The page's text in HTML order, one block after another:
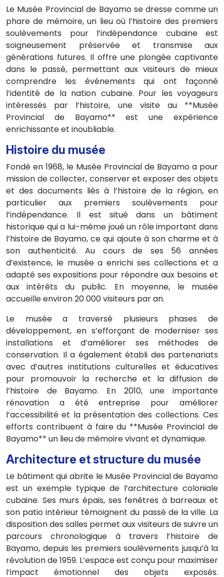
Le Musée Provincial de Bayamo se dresse comme un
phare de mémoire, un lieu où l’histoire des premiers
soulèvements pour l’indépendance cubaine est
soigneusement préservée et transmise aux
générations futures. Il offre une plongée captivante
dans le passé, permettant aux visiteurs de mieux
comprendre les événements qui ont façonné
l’identité de la nation cubaine. Pour les voyageurs
intéressés par l’histoire, une visite au **Musée
Provincial de Bayamo** est une expérience
enrichissante et inoubliable.
Histoire du musée
Fondé en 1968, le Musée Provincial de Bayamo a pour
mission de collecter, conserver et exposer des objets
et des documents liés à l’histoire de la région, en
particulier aux premiers soulèvements pour
l’indépendance. Il est situé dans un bâtiment
historique qui a lui-même joué un rôle important dans
l’histoire de Bayamo, ce qui ajoute à son charme et à
son authenticité. Au cours de ses 56 années
d’existence, le musée a enrichi ses collections et a
adapté ses expositions pour répondre aux besoins et
aux intérêts du public. En moyenne, le musée
accueille environ 20 000 visiteurs par an.
Le musée a traversé plusieurs phases de
développement, en s’efforçant de moderniser ses
installations et d’améliorer ses méthodes de
conservation. Il a également établi des partenariats
avec d’autres institutions culturelles et éducatives
pour promouvoir la recherche et la diffusion de
l’histoire de Bayamo. En 2010, une importante
rénovation a été entreprise pour améliorer
l’accessibilité et la présentation des collections. Ces
efforts contribuent à faire du **Musée Provincial de
Bayamo** un lieu de mémoire vivant et dynamique.
Architecture et structure du musée
Le bâtiment qui abrite le Musée Provincial de Bayamo
est un exemple typique de l’architecture coloniale
cubaine. Ses murs épais, ses fenêtres à barreaux et
son patio intérieur témoignent du passé de la ville. La
disposition des salles permet aux visiteurs de suivre un
parcours chronologique à travers l’histoire de
Bayamo, depuis les premiers soulèvements jusqu’à la
révolution de 1959. L’espace est conçu pour maximiser
l’impact émotionnel des objets exposés.